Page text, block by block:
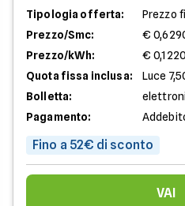
Tipologia offerta:
Prezzo
Prezzo/Smc:
€
Prezzo/kWh:
€ 0,1220
Quota fissa inclusa:
Luce
Bolletta:
Pagamento:
Fino a 52€ di sconto
VAI